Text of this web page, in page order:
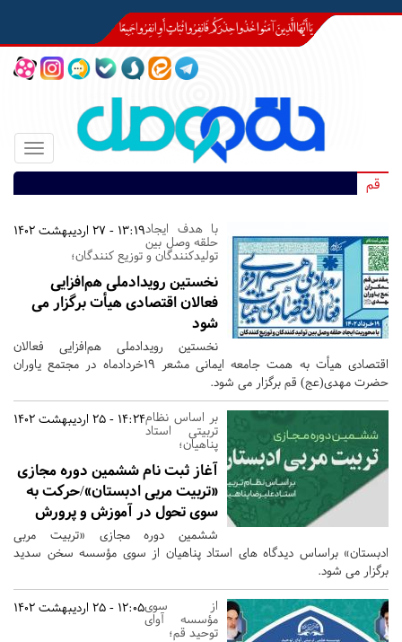
Toggle
قم
13:19 - 27 اردیبهشت 1402با هدف ایجاد
حلقه وصل بین
تولیدکنندگان و توزیع کنندگان؛
نخستین رویدادملی هم‌افزایی
فعالان اقتصادی هیأت برگزار می
شود
نخستین رویدادملی هم‌افزایی فعالان
اقتصادی هیأت به همت جامعه ایمانی مشعر ۱۹خردادماه در مجتمع‌ یاوران‌
حضرت‌ مهدی(عج) قم برگزار می شود.
14:24 - 25 اردیبهشت 1402بر اساس نظام
تربیتی استاد
پناهیان؛
آغاز ثبت نام ششمین دوره مجازی
«تربیت مربی ادبستان»/حرکت به
سوی تحول در آموزش و پرورش
ششمین دوره مجازی «تربیت مربی
ادبستان» براساس دیدگاه های استاد پناهیان از سوی مؤسسه سخن سدید
برگزار می شود.
12:05 - 25 اردیبهشت 1402از سوی
مؤسسه آوای
توحید قم؛